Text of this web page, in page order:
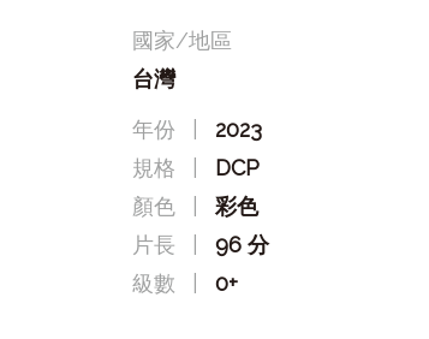
國家/地區
台灣
年份
2023
規格
DCP
顏色
彩色
片長
96 分
級數
0+